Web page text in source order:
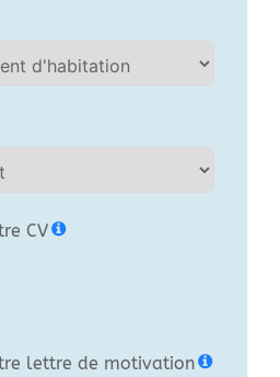
CV
lettre de motivation